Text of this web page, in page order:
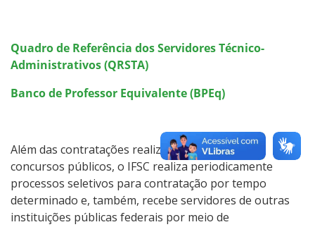
Quadro de Referência dos Servidores Técnico-
Administrativos (QRSTA)
Banco de Professor Equivalente (BPEq)
Além das contratações realizadas por meio de
concursos públicos, o IFSC realiza periodicamente
processos seletivos para contratação por tempo
determinado e, também, recebe servidores de outras
instituições públicas federais por meio de